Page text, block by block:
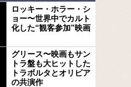
ロッキー・ホラー・シ
ョー〜世界中でカルト
化した“観客参加”映画
グリース〜映画もサン
トラ盤も大ヒットした
トラボルタとオリビア
の共演作